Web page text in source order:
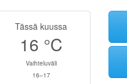
Tässä kuussa
16 °C
Vaihteluväli
16–17